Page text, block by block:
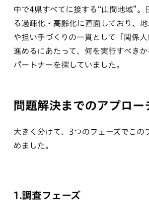
中で4県すべてに接する“山間地域”。
る過疎化・高齢化に直面しており、
や担い手づくりの一貫として「関係
進めるにあたって、何を実行すべき
パートナーを探していました。
問題解決までのアプロー
大きく分けて、3つのフェーズでこの
めました。
1.調査フェーズ